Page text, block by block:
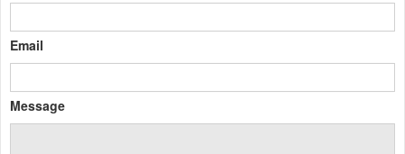
Email
Message